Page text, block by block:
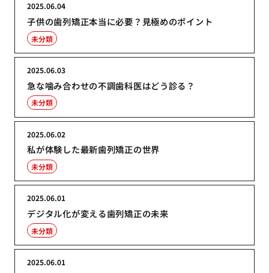
子供の歯列矯正本当に必要？見極めのポイント
2025.06.04
未分類
急な噛み合わせの不調歯科医はどう診る？
2025.06.03
未分類
私が体験した最新歯列矯正の世界
2025.06.02
未分類
デジタル化が変える歯列矯正の未来
2025.06.01
未分類
2025.06.01